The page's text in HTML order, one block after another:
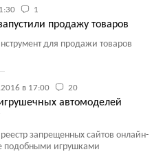
1
продажу товаров
для продажи товаров
в 17:00 20
автомоделей
запрещенных сайтов онлайн-
подобными игрушками